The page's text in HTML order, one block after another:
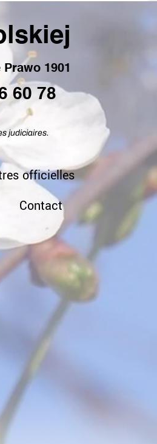
judiciaires.
officielles
Contact
1901
60 78